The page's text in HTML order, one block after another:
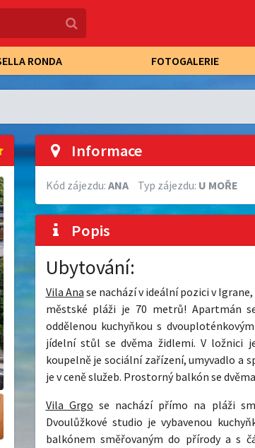
RONDA FOTOGALERIE
Informace
Kód zájezdu: ANA Typ zájezdu: U MOŘE
Popis
Ubytování:
Vila Ana se nachází v ideální pozici v
městské pláži je 70 metrů! Apartmán
oddělenou kuchyňkou s
jídelní stůl se dvěma židlemi. V ložnici
koupelně je sociální zařízení, umyvadlo a
je v ceně služeb. Prostorný balkón se
Vila Grgo se nachází přímo na pláži
Dvoulůžkové studio je vybavenou
balkónem směřovaným do přírody a s